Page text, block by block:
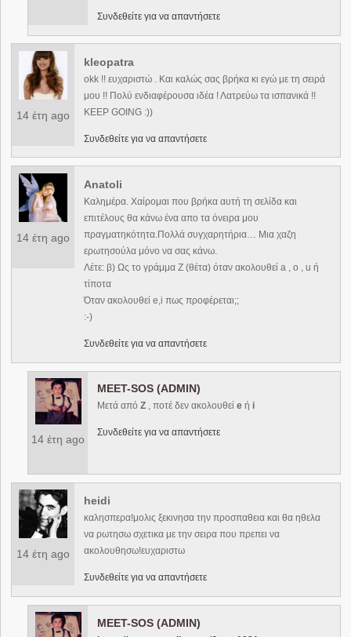
Συνδεθείτε για να απαντήσετε
14 έτη ago
kleopatra
okk !! ευχαριστώ . Και καλώς σας βρήκα κι εγώ με τη σειρά
μου !! Πολύ ενδιαφέρουσα ιδέα ! Λατρεύω τα ισπανικά !!
KEEP GOING :))
Συνδεθείτε για να απαντήσετε
14 έτη ago
Anatoli
Καλημέρα. Χαίρομαι που βρήκα αυτή τη σελίδα και
επιτέλους θα κάνω ένα απο τα όνειρα μου
πραγματηκότητα.Πολλά συγχαρητήρια… Μια χαζη
ερωτησούλα μόνο να σας κάνω.
Λέτε: β) Ως το γράμμα Ζ (θέτα) όταν ακολουθεί a , o , u ή
τίποτα
Όταν ακολουθεί e,i πως προφέρεται;;
:-)
Συνδεθείτε για να απαντήσετε
14 έτη ago
MEET-SOS (ADMIN)
Μετά από Ζ, ποτέ δεν ακολουθεί e ή i
Συνδεθείτε για να απαντήσετε
14 έτη ago
heidi
καλησπερα!μολις ξεκινησα την προσπαθεια και θα ηθελα
να ρωτησω σχετικα με την σειρα που πρεπει να
ακολουθησω!ευχαριστω
Συνδεθείτε για να απαντήσετε
MEET-SOS (ADMIN)